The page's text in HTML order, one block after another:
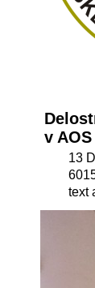
v AOS
13
text